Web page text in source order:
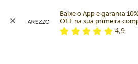
Baixe o App e garanta
OFF na sua primeira
4,9